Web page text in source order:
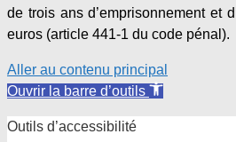
de trois ans d’emprisonnement et
euros (article 441-1 du code pénal).
Aller au contenu principal
Ouvrir la barre d’outils
Outils d’accessibilité